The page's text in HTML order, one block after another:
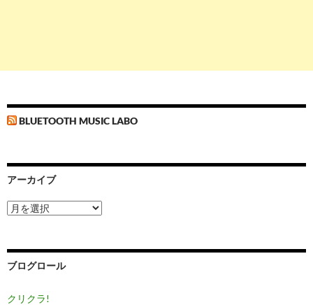
BLUETOOTH MUSIC LABO
アーカイブ
ア
ー
ブ
ブログロール
クリクラ!